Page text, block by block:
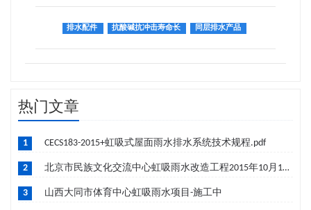
排水配件 抗酸碱抗冲击寿命长 同层排水产品
热门文章
1 CECS183-2015+虹吸式屋面雨水排水系统技术规程.pdf
2 北京市民族文化交流中心虹吸雨水改造工程2015年10月19日成功签约-筹建中
3 山西大同市体育中心虹吸雨水项目-施工中